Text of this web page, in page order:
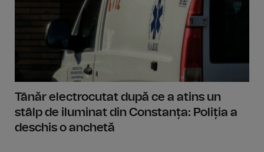
Tânăr electrocutat după ce a atins un
stâlp de iluminat din Constanța: Poliția a
deschis o anchetă